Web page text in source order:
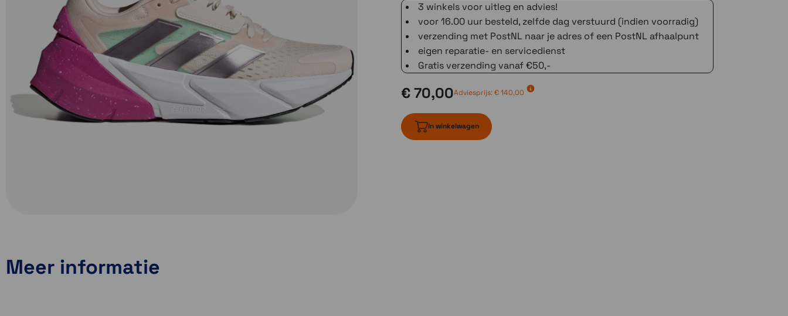
3 winkels voor uitleg en advies!
voor 16.00 uur besteld, zelfde dag verstuurd (indien voorradig)
verzending met PostNL naar je adres of een PostNL afhaalpunt
eigen reparatie- en servicedienst
Gratis verzending vanaf €50,-
€ 70,00Adviesprijs:€ 140,00
In winkelwagen
Meer informatie